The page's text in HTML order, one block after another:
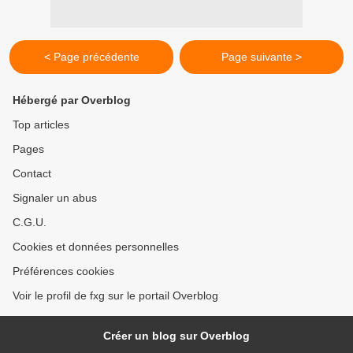
< Page précédente Page suivante >
Hébergé par Overblog
Top articles
Pages
Contact
Signaler un abus
C.G.U.
Cookies et données personnelles
Préférences cookies
Voir le profil de fxg sur le portail Overblog
Créer un blog sur Overblog